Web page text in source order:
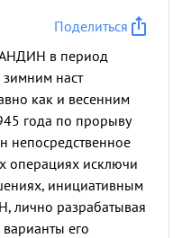
Поделиться
в период
наст
как и весенним
года по прорыву
непосредственное
операциях исключи
инициативным
лично разрабатывая
его